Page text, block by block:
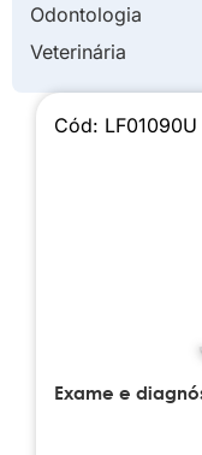
Odontologia
Veterinária
Cód: LF01090U
Exame e